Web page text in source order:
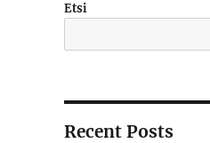
Etsi
Recent Posts